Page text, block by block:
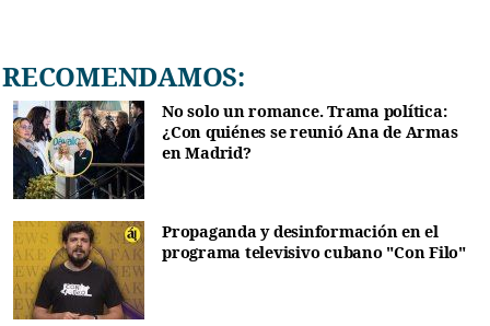
RECOMENDAMOS:
No solo un romance. Trama política:
¿Con quiénes se reunió Ana de Armas
en Madrid?
Propaganda y desinformación en el
programa televisivo cubano "Con Filo"